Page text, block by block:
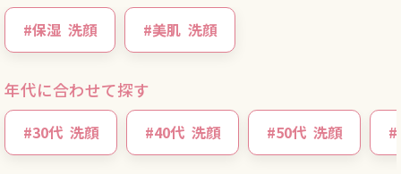
#保湿 洗顔 #美肌 洗顔
年代に合わせて探す
#30代 洗顔 #40代 洗顔 #50代 洗顔 #